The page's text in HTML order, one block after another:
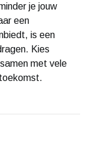
je jouw
een
is een
Kies
met vele